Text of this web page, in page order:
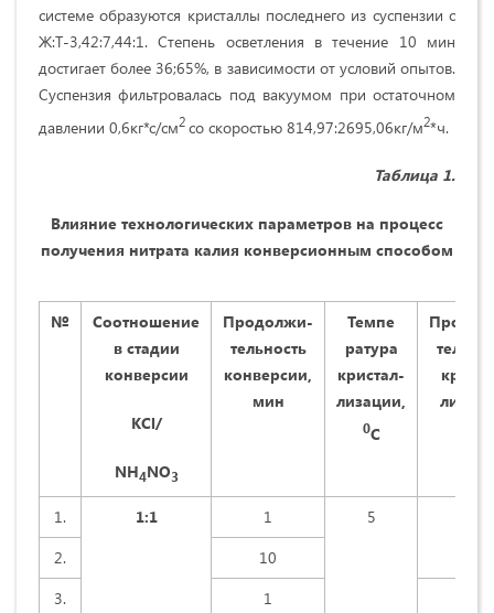
системе образуются кристаллы последнего из суспензии с
Ж:Т-3,42:7,44:1. Степень осветления в течение 10 мин
достигает более 36;65%, в зависимости от условий опытов.
Суспензия фильтровалась под вакуумом при остаточном
давлении 0,6кг*с/см2со скоростью 814,97:2695,06кг/м2*ч.
Таблица 1.
Влияние технологических параметров на процесс
получения нитрата калия конверсионным способом
№
Соотношение
в стадии
конверсии
KCl/
NH4NO3
Продолжи-
тельность
конверсии,
мин
Темпе
ратура
кристал-
лизации,
0С
1. 1:1 1 5
2.
10
3.
1